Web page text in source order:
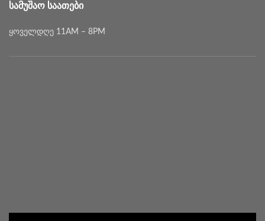
ᲡᲐᲛᲣᲨᲐᲝ ᲡᲐᲐᲗᲔᲑᲘ
ყოველდღე 11AM – 8PM